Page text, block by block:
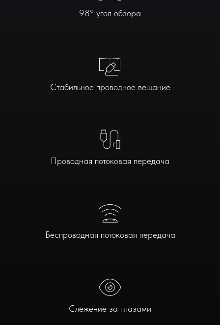
98° угол обзора
Стабильное проводное вещание
Проводная потоковая передача
Беспроводная потоковая передача
Слежение за глазами